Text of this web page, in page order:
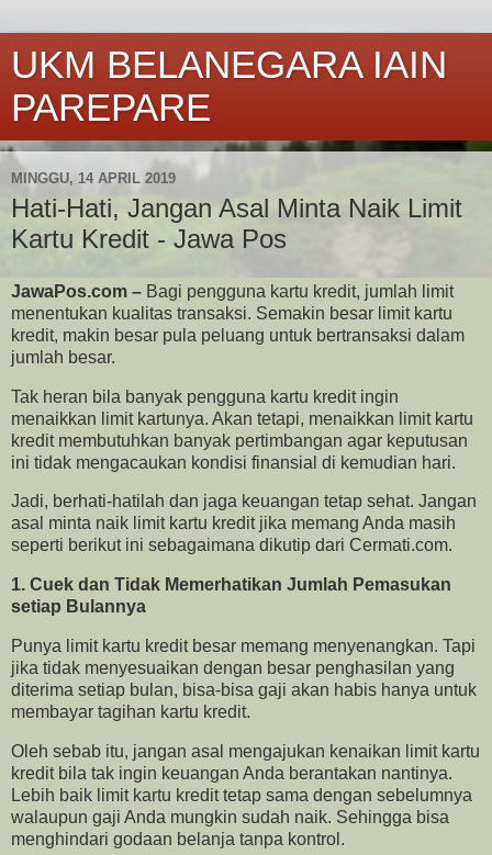
UKM BELANEGARA IAIN
PAREPARE
MINGGU, 14 APRIL 2019
Hati-Hati, Jangan Asal Minta Naik Limit
Kartu Kredit - Jawa Pos
JawaPos.com – Bagi pengguna kartu kredit, jumlah limit
menentukan kualitas transaksi. Semakin besar limit kartu
kredit, makin besar pula peluang untuk bertransaksi dalam
jumlah besar.
Tak heran bila banyak pengguna kartu kredit ingin
menaikkan limit kartunya. Akan tetapi, menaikkan limit kartu
kredit membutuhkan banyak pertimbangan agar keputusan
ini tidak mengacaukan kondisi finansial di kemudian hari.
Jadi, berhati-hatilah dan jaga keuangan tetap sehat. Jangan
asal minta naik limit kartu kredit jika memang Anda masih
seperti berikut ini sebagaimana dikutip dari Cermati.com.
1. Cuek dan Tidak Memerhatikan Jumlah Pemasukan
setiap Bulannya
Punya limit kartu kredit besar memang menyenangkan. Tapi
jika tidak menyesuaikan dengan besar penghasilan yang
diterima setiap bulan, bisa-bisa gaji akan habis hanya untuk
membayar tagihan kartu kredit.
Oleh sebab itu, jangan asal mengajukan kenaikan limit kartu
kredit bila tak ingin keuangan Anda berantakan nantinya.
Lebih baik limit kartu kredit tetap sama dengan sebelumnya
walaupun gaji Anda mungkin sudah naik. Sehingga bisa
menghindari godaan belanja tanpa kontrol.